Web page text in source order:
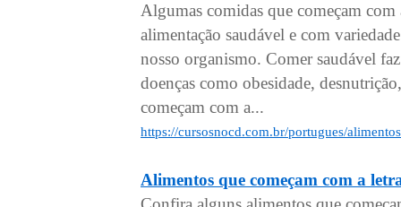
Algumas comidas que começam
alimentação saudável e com
nosso organismo. Comer saudável
doenças como obesidade,
começam com a...
https://cursosnocd.com.br/portugues/
Alimentos que começam com a